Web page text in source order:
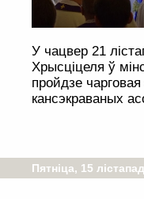
У чацвер 21
Хрысціцеля ў
пройдзе
кансэкраваных
Пятніца, 15